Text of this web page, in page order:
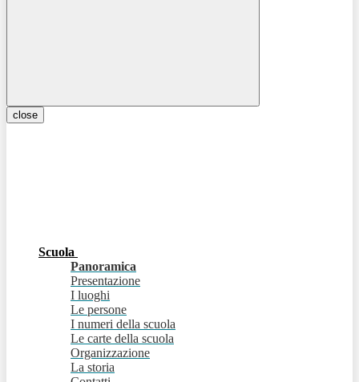
close
Scuola
Panoramica
Presentazione
I luoghi
Le persone
I numeri della scuola
Le carte della scuola
Organizzazione
La storia